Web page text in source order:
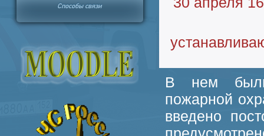
Способы связи
В нем были
пожарной
введено